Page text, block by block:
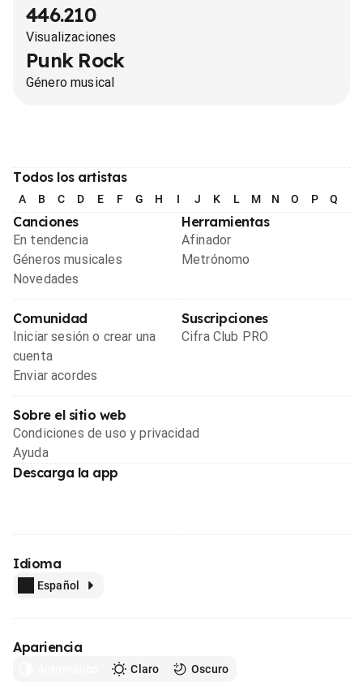
446.210
Visualizaciones
Punk Rock
Género musical
Todos los artistas
A B C D E F G H I J K L M N O P Q
Canciones
En tendencia
Géneros musicales
Novedades
Herramientas
Afinador
Metrónomo
Comunidad
Iniciar sesión o crear una
cuenta
Enviar acordes
Suscripciones
Cifra Club PRO
Sobre el sitio web
Condiciones de uso y privacidad
Ayuda
Descarga la app
Idioma
Español
Apariencia
Claro Oscuro